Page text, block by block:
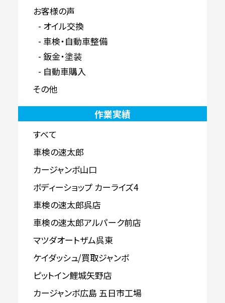
お客様の声
オイル交換
車検・自動車整備
鈑金・塗装
自動車購入
その他
作業実績
すべて
車検の速太郎
カージャンボ山口
ボディーショップ カーライズ4
車検の速太郎呉店
車検の速太郎アルパーク前店
マツダオートザム呉東
ケイダッシュ/買取ジャンボ
ピットイン鯉城矢野店
カージャンボ広島 五日市工場